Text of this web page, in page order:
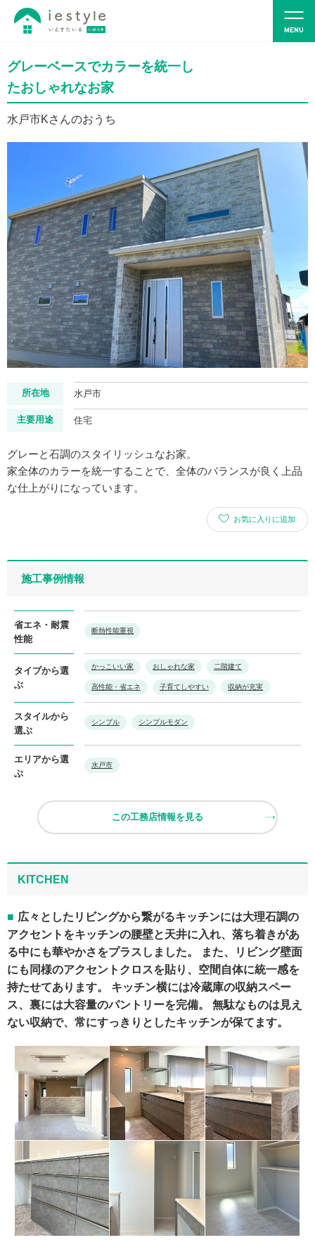
グレーベースでカラーを統一し
たおしゃれなお家
水戸市Kさんのおうち
所在地 水戸市
主要用途 住宅
グレーと石調のスタイリッシュなお家。
家全体のカラーを統一することで、全体のバランスが良く上品
な仕上がりになっています。
お気に入りに追加
施工事例情報
省エネ・耐震
性能
断熱性能重視
タイプから選
ぶ
かっこいい家 おしゃれな家 二階建て
高性能・省エネ 子育てしやすい 収納が充実
スタイルから
選ぶ
シンプル シンプルモダン
エリアから選
ぶ
水戸市
この工務店情報を見る
KITCHEN
広々としたリビングから繋がるキッチンには大理石調の
アクセントをキッチンの腰壁と天井に入れ、落ち着きがあ
る中にも華やかさをプラスしました。 また、リビング壁面
にも同様のアクセントクロスを貼り、空間自体に統一感を
持たせてあります。 キッチン横には冷蔵庫の収納スペー
ス、裏には大容量のパントリーを完備。 無駄なものは見え
ない収納で、常にすっきりとしたキッチンが保てます。